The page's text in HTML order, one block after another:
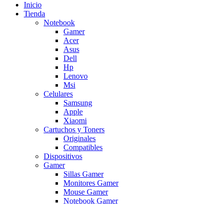
Inicio
Tienda
Notebook
Gamer
Acer
Asus
Dell
Hp
Lenovo
Msi
Celulares
Samsung
Apple
Xiaomi
Cartuchos y Toners
Originales
Compatibles
Dispositivos
Gamer
Sillas Gamer
Monitores Gamer
Mouse Gamer
Notebook Gamer